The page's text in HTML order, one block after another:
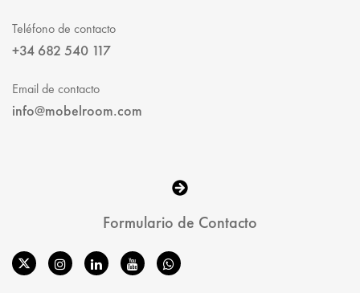
Teléfono de contacto
+34 682 540 117
Email de contacto
info@mobelroom.com
Formulario de Contacto